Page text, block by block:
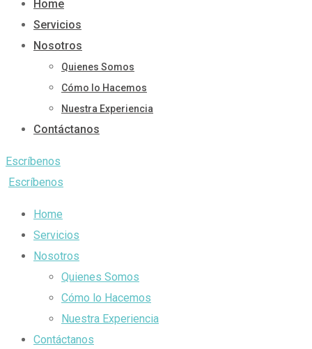
Home
Servicios
Nosotros
Quienes Somos
Cómo lo Hacemos
Nuestra Experiencia
Contáctanos
Escríbenos
Escríbenos
Home
Servicios
Nosotros
Quienes Somos
Cómo lo Hacemos
Nuestra Experiencia
Contáctanos